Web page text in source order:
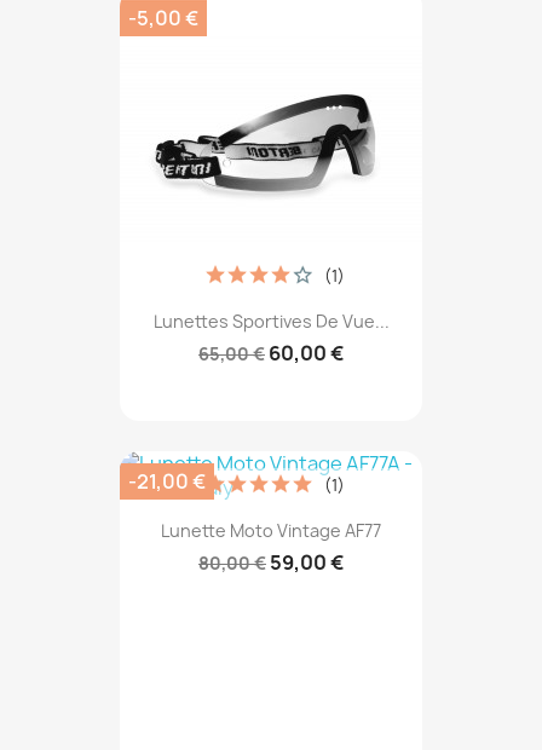
Lunettes Sportives De Vue...
65,00 € 60,00 €
(1)
-5,00 €
Lunette Moto Vintage AF77
80,00 € 59,00 €
(1)
-21,00 €